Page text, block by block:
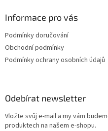
Informace pro vás
Podmínky doručování
Obchodní podmínky
Podmínky ochrany osobních údajů
Odebírat newsletter
Vložte svůj e-mail a my vám
produktech na našem e-shopu.